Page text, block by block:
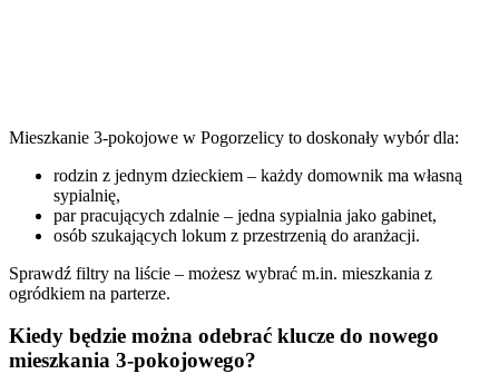
Mieszkanie 3-pokojowe w Pogorzelicy to doskonały wybór dla:
rodzin z jednym dzieckiem – każdy domownik ma własną
sypialnię,
par pracujących zdalnie – jedna sypialnia jako gabinet,
osób szukających lokum z przestrzenią do aranżacji.
Sprawdź filtry na liście – możesz wybrać m.in. mieszkania z
ogródkiem na parterze.
Kiedy będzie można odebrać klucze do nowego
mieszkania 3-pokojowego?